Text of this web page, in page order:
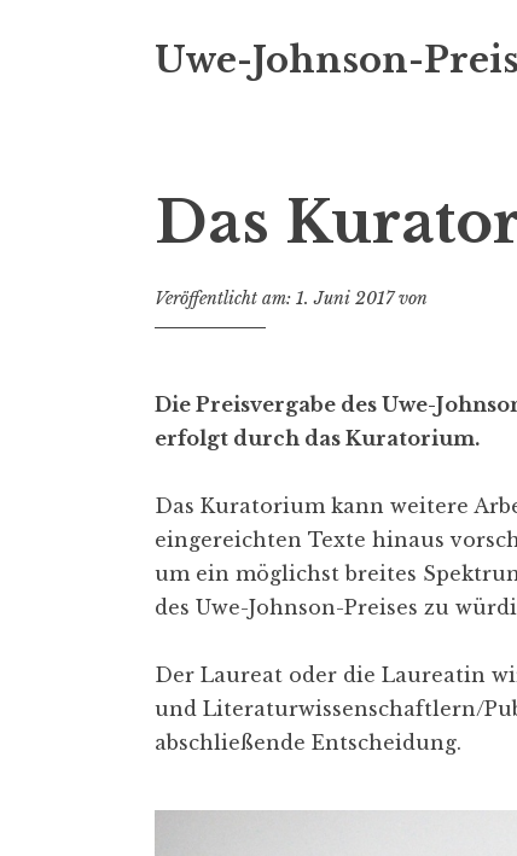
n
Uwe-Johnson-Preis
Das
Veröffentlicht am: 1. Juni 2017von
Die Preisvergabe des Uwe-
erfolgt durch das Kuratorium.
Das Kuratorium kann weitere
eingereichten Texte hinaus
um ein möglichst breites
des Uwe-Johnson-Preises zu
Der Laureat oder die Laureatin
und Literaturwissenschaftlern/
abschließende Entscheidung.